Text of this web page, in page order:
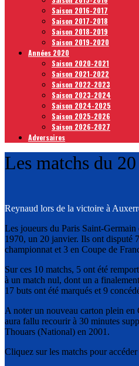
Saison 2016-2017
Saison 2017-2018
Saison 2018-2019
Saison 2019-2020
Années 2020
Saison 2020-2021
Saison 2021-2022
Saison 2022-2023
Saison 2023-2024
Saison 2024-2025
Saison 2025-2026
Saison 2026-2027
Adversaires
Les matchs du
Reynaud lors de la victoire à
Les joueurs du Paris Saint-
1970, un 20 janvier. Ils ont disputé
championnat et 3 en Coupe de
Sur ces 10 matchs, 5 ont été
à un match nul, dont un a
17 buts ont été marqués et 9
A noter un nouveau carton plein en
aura fallu recourir à 30 minutes
Thouars (National) en 2001.
Cliquez sur les matchs pour